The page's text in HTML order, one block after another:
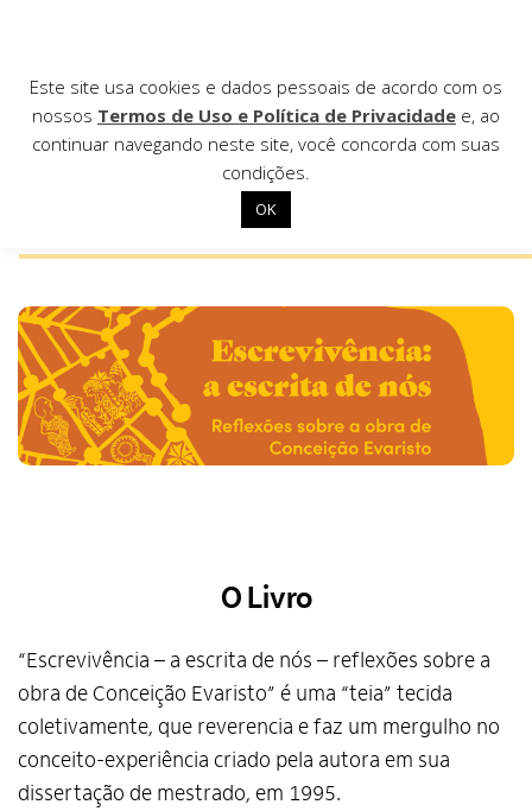
Institucional
Nossas ações
Biblioteca
Notícias
Editais
Escrevivência: a
escrita de nós
O Livro
“Escrevivência – a escrita de nós – reflexões sobre a
obra de Conceição Evaristo” é uma “teia” tecida
coletivamente, que reverencia e faz um mergulho no
conceito-experiência criado pela autora em sua
dissertação de mestrado, em 1995.
Este site usa cookies e dados pessoais de acordo com os
nossos Termos de Uso e Política de Privacidade e, ao
continuar navegando neste site, você concorda com suas
condições.
OK